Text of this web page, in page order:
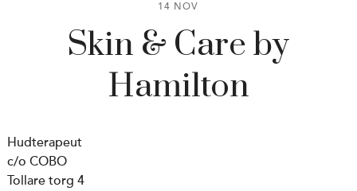
14 NOV
Skin & Care by
Hamilton
Hudterapeut
c/o COBO
Tollare torg 4